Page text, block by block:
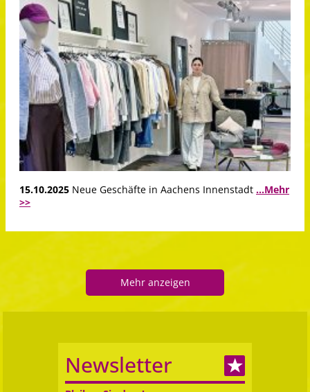
15.10.2025 Neue Geschäfte in Aachens Innenstadt ...Mehr
>>
Mehr anzeigen
Newsletter